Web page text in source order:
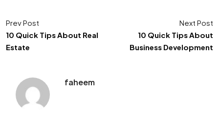
Prev Post
10 Quick Tips About Real
Estate
Next Post
10 Quick Tips About
Business Development
faheem